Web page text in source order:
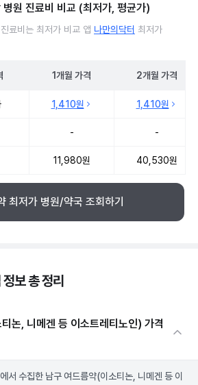
병원 진료비 비교 (최저가, 평균가)
료비는 최저가 비교 앱 나만의닥터 최저가
1개월 가격 2개월 가격
1,410원 1,410원
- -
11,980원 40,530원
최저가 병원/약국 조회하기
보 총 정리
논, 니메겐 등 이소트레티노인) 가격
에서 수집한 남구 여드름약(이소티논, 니메겐 등 이